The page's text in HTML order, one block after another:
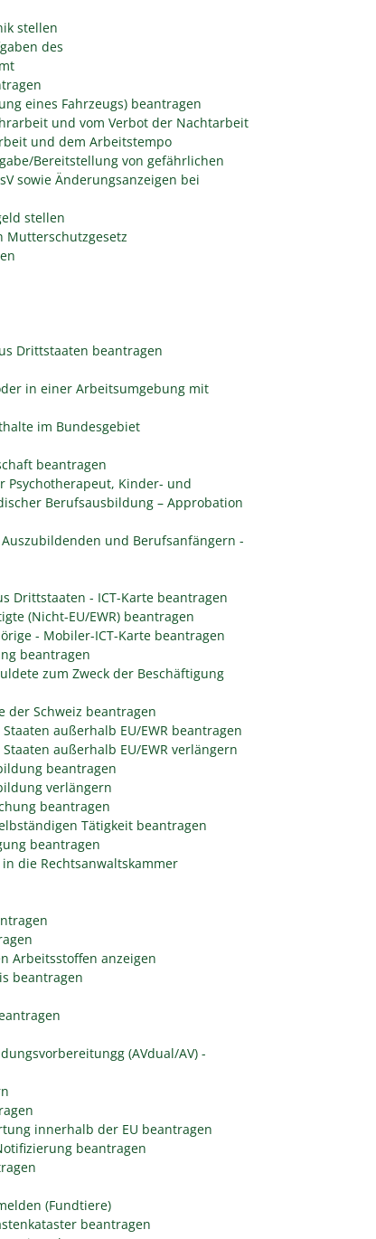
stellen
des
eines Fahrzeugs) beantragen
und vom Verbot der Nachtarbeit
und dem Arbeitstempo
Bereitstellung von gefährlichen
sowie Änderungsanzeigen bei
stellen
Mutterschutzgesetz
Drittstaaten beantragen
in einer Arbeitsumgebung mit
im Bundesgebiet
beantragen
Psychotherapeut, Kinder- und
Berufsausbildung – Approbation
und Berufsanfängern -
Drittstaaten - ICT-Karte beantragen
(Nicht-EU/EWR) beantragen
- Mobiler-ICT-Karte beantragen
beantragen
zum Zweck der Beschäftigung
der Schweiz beantragen
außerhalb EU/EWR beantragen
außerhalb EU/EWR verlängern
beantragen
verlängern
beantragen
Tätigkeit beantragen
beantragen
die Rechtsanwaltskammer
Arbeitsstoffen anzeigen
beantragen
(AVdual/AV) -
innerhalb der EU beantragen
beantragen
(Fundtiere)
beantragen